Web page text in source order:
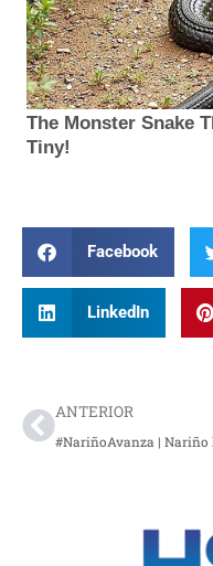
Facebook
LinkedIn
ANTERIOR